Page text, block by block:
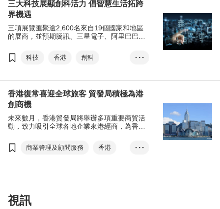
數碼經濟
智慧城市
初創
香港春季電子產品展
張淑芬
國際創科營商周
三大科技展顯創科活力 倡智慧生活拓跨
界機遇
三項展覽匯聚逾2,600名來自19個國家和地區
的展商，並預期騰訊、三星電子、阿里巴巴等
後國際貿易進一步復常，展現創新科技行業的
無限活力。
科技 香港
創科
香港春季電子產品展
香港國際春季燈飾展
張淑芬
國際創科營商周
國際創科中心
• • •
香港復常喜迎全球旅客 貿發局積極為港
創商機
未來數月，香港貿發局將舉辦多項重要商貿活
動，致力吸引全球各地企業來港經商，為香港
商業管理及顧問服務
香港
香港時尚家品展
• • •
視訊